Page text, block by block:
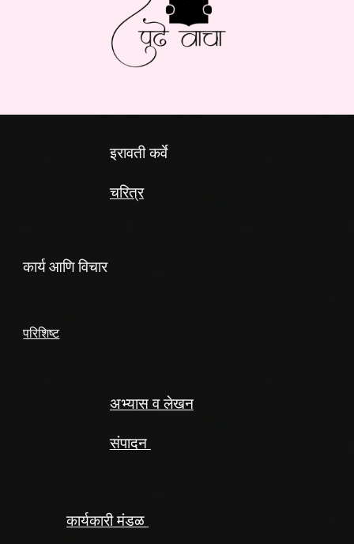
इरावती कर्वे
चरित्र
कार्य आणि विचार
परिशिष्ट
अभ्यास व लेखन
संपादन
कार्यकारी मंडळ